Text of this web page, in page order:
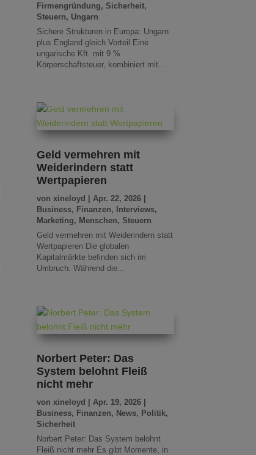
Firmengründung,Sicherheit,
Steuern, Ungarn
Sichere Strukturen in Europa: Ungarn
plus England gleich Vorteil Eine
ungarische Kft. mit 9 %
Körperschaftsteuer, kombiniert mit...
Geld vermehren mit
Weiderindern statt
Wertpapieren
vonxineloyd Apr. 22, 2026
Business, Finanzen, Interviews,
Marketing, Menschen,Steuern
Geld vermehren mit Weiderindern statt
Wertpapieren Die globalen
Kapitalmärkte befinden sich im
Umbruch. Während die...
Norbert Peter: Das
System belohnt Fleiß
nicht mehr
vonxineloyd Apr. 19, 2026
Business, Finanzen, News, Politik,
Sicherheit
Norbert Peter: Das System belohnt
Fleiß nicht mehr Es gibt Momente, in